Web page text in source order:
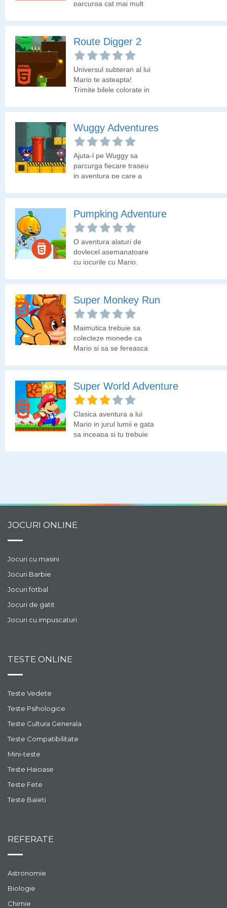
incerca sa ajunga cat
parcurga cat mai mult
Route Digger 2
Universul subteran al lui
Mario te asteapta!
Trimite bilele colorate in
Wuggy Adventures
Ajuta-l pe Wuggy sa
parcurga fiecare traseu
in aventura pe care a
Pumpking Adventure
O aventura alaturi de
dovlecel asemanatoare
cu jocurile cu Mario.
Super Monkey Run
Maimutica trebuie sa
colecteze monede ca
Mario si sa se fereasca
Super World Adventure
Clasica aventura a lui
Mario in jurul lumii e gata
sa inceapa si tu trebuie
JOCURI ONLINE
Jocuri cu masini
Jocuri Barbie
Jocuri fotbal
Jocuri de gatit
Jocuri cu impuscaturi
TESTE ONLINE
Teste Vedete
Teste Psihologice
Teste Cultura Generala
Teste Compatibilitate
Mini-teste
Teste Haioase
Teste Fete
Teste Baieti
REFERATE
Astronomie
Biologie
Chimie